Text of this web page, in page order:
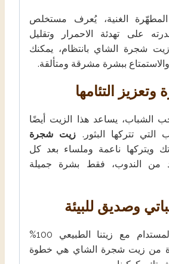
الغنية، يُعرف مستخلص
على تهدئة الاحمرار وتقليل
زيت شجرة الشاي بانتظام، يمكنك
والاستمتاع ببشرة مشرقة ومتألقة.
وتعزيز التئامها
الشباب، يساعد هذا الزيت أيضًا
التي تتركها البثور. زيت شجرة
ويتركها ناعمة وملساء بعد كل
من الندوب، فقط بشرة جميلة
وصديق للبيئة
اختاري الجمال المستدام مع زيتنا الطبيعي 100%
من زيت شجرة الشاي هي خطوة